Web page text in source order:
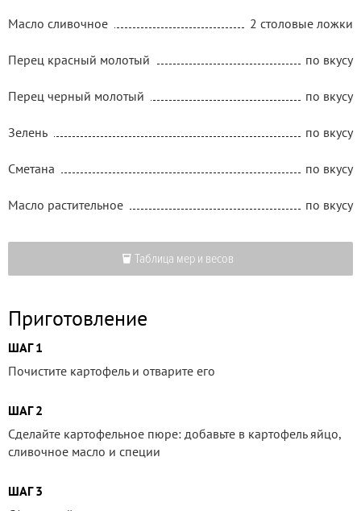
Масло сливочное 2 столовые ложки
Перец красный молотый по вкусу
Перец черный молотый по вкусу
Зелень по вкусу
Сметана по вкусу
Масло растительное по вкусу
Таблица мер и весов
Приготовление
ШАГ 1
Почистите картофель и отварите его
ШАГ 2
Сделайте картофельное пюре: добавьте в картофель яйцо,
сливочное масло и специи
ШАГ 3